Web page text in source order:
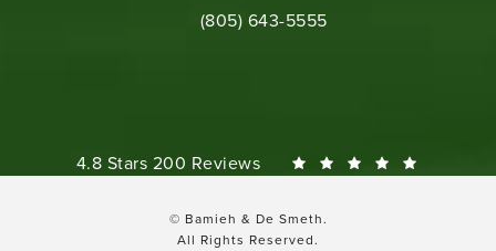
Call Bamieh & De Smeth on the phone
(805) 643-5555
Bamieh & De Smeth reviews:
4.8 Stars 200 Reviews
© Bamieh & De Smeth.
All Rights Reserved.